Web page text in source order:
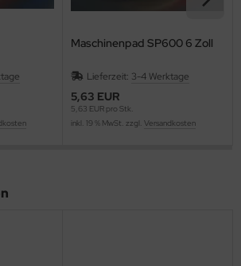
Maschinenpad SP600 6 Zoll
Lieferzeit: 3-4 Werktage
5,63 EUR
5,63 EUR pro Stk.
inkl. 19 % MwSt. zzgl. Versandkosten